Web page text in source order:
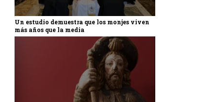
Un estudio demuestra que los monjes viven
más años que la media